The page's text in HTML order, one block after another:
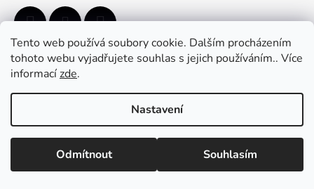
Tento web používá soubory cookie. Dalším procházením
tohoto webu vyjadřujete souhlas s jejich používáním.. Více
informacízde.
Nastavení
Odmítnout Souhlasím
k
v
ý
i
s
u
Informace pro vás
Jak funguje předprodej
Doprava a poštovné
Obchodní podmínky